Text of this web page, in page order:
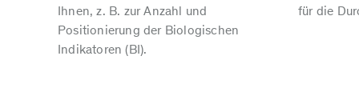
Ihnen, z. B. zur Anzahl und
Positionierung der Biologischen
Indikatoren (BI).
für die